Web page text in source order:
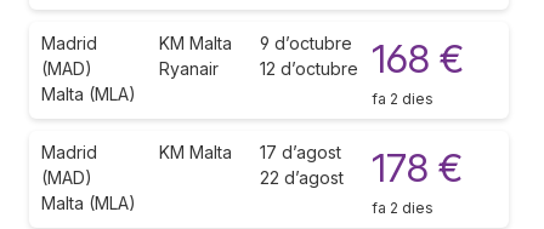
Madrid
(MAD)
Malta (MLA)
KM Malta
Ryanair
9 d’octubre
12 d’octubre
168 €
fa 2 dies
Madrid
(MAD)
Malta (MLA)
KM Malta
17 d’agost
22 d’agost
178 €
fa 2 dies